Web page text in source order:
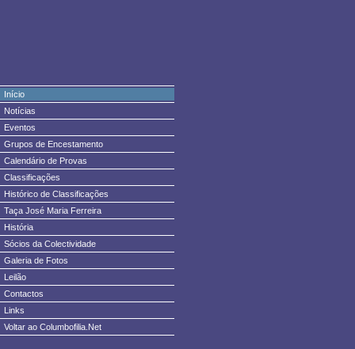
Início
Notícias
Eventos
Grupos de Encestamento
Calendário de Provas
Classificações
Histórico de Classificações
Taça José Maria Ferreira
História
Sócios da Colectividade
Galeria de Fotos
Leilão
Contactos
Links
Voltar ao Columbofilia.Net